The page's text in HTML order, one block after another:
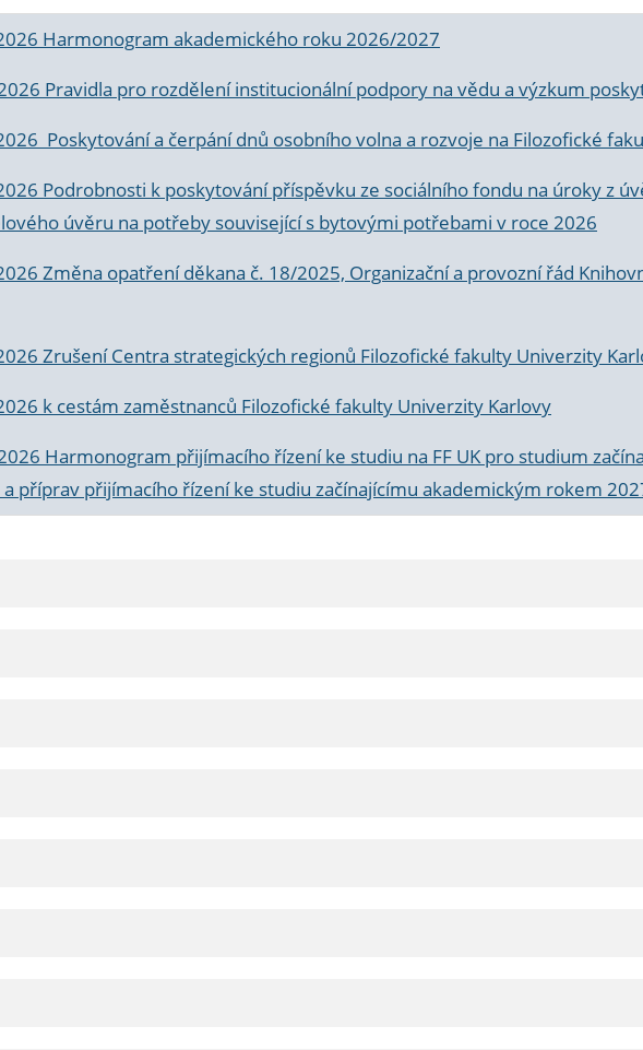
Harmonogram akademického roku 2026/2027
Pravidla pro rozdělení institucionální podpory na vědu a výzkum
Poskytování a čerpání dnů osobního volna a rozvoje na Filozofické
Podrobnosti k poskytování příspěvku ze sociálního fondu na úroky z
úvěru na potřeby související s bytovými potřebami v roce 2026
Změna opatření děkana č. 18/2025, Organizační a provozní řád
Zrušení Centra strategických regionů Filozofické fakulty Univerzity
k cestám zaměstnanců Filozofické fakulty Univerzity Karlovy
Harmonogram přijímacího řízení ke studiu na FF UK pro studium
příprav přijímacího řízení ke studiu začínajícímu akademickým rokem